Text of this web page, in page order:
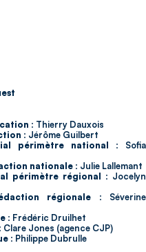
: Thierry Dauxois
: Jérôme Guilbert
périmètre national : Sofia
nationale : Julie Lallemant
périmètre régional : Jocelyn
régionale : Séverine
: Frédéric Druilhet
Clare Jones (agence CJP)
: Philippe Dubrulle